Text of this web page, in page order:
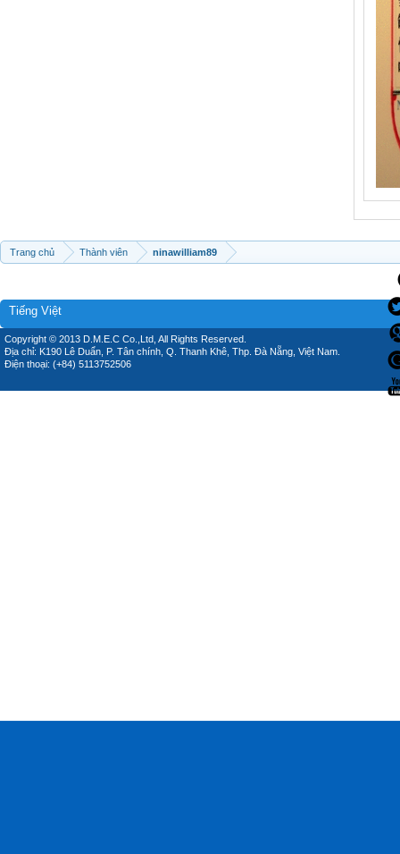
Trang chủ Thành viên ninawilliam89
Tiếng Việt
Copyright © 2013 D.M.E.C Co.,Ltd, All Rights Reserved.
Địa chỉ: K190 Lê Duẩn, P. Tân chính, Q. Thanh Khê, Thp. Đà Nẵng, Việt Nam.
Điện thoại: (+84) 5113752506